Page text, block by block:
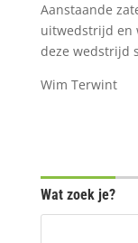
Aanstaande
uitwedstrijd en
deze wedstrijd
Wim Terwint
Wat zoek je?